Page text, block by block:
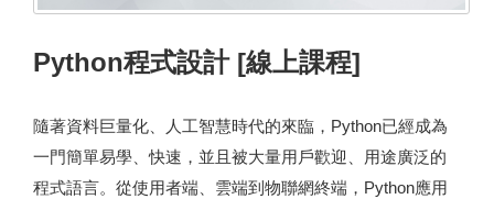
Python程式設計 [線上課程]
隨著資料巨量化、人工智慧時代的來臨，Python已經成為
一門簡單易學、快速，並且被大量用戶歡迎、用途廣泛的
程式語言。從使用者端、雲端到物聯網終端，Python應用